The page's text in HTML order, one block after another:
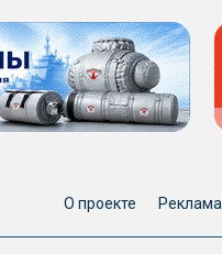
О проекте Реклама